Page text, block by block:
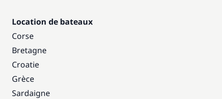
Location de bateaux
Corse
Bretagne
Croatie
Grèce
Sardaigne